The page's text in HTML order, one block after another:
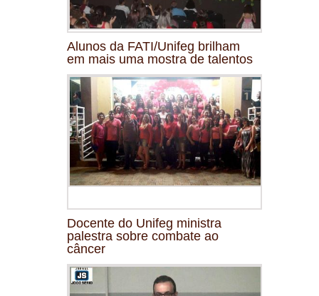
Alunos da FATI/Unifeg brilham
em mais uma mostra de talentos
Docente do Unifeg ministra
palestra sobre combate ao
câncer